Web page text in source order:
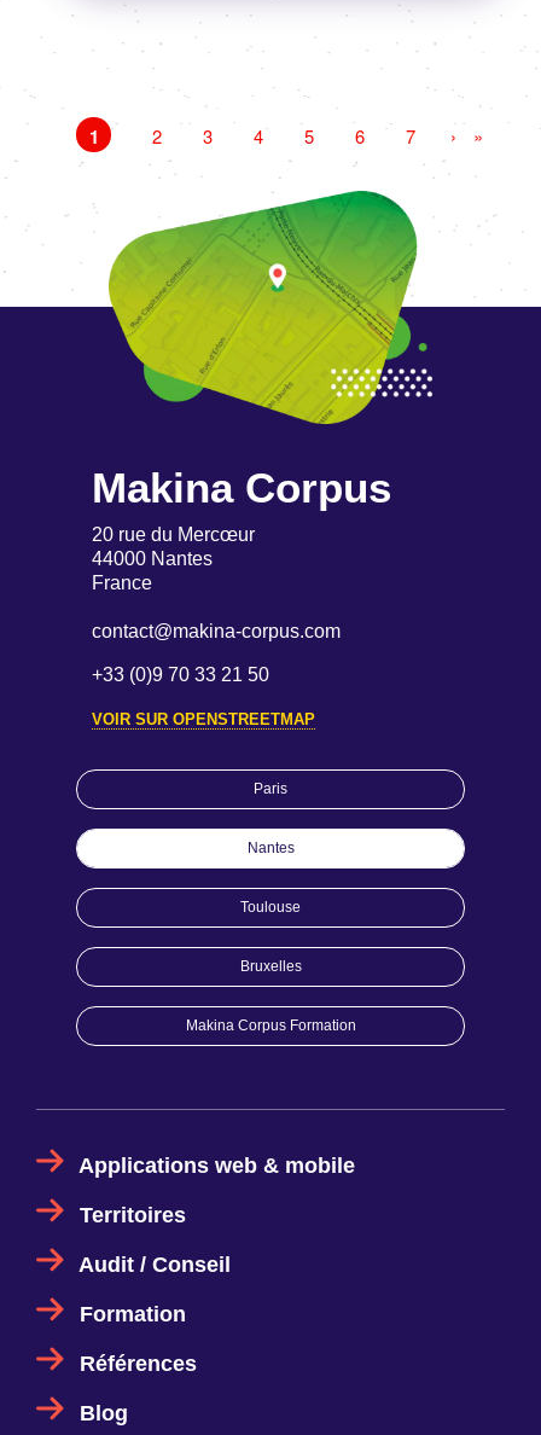
Pagination
Page
1 Page
2 Page
3 Page
4 Page
5 Page
6 Page
7
Page
›
Dernière
»
Applications web & mobile
Territoires
Audit / Conseil
Formation
Références
Blog
Paris
Nantes
Toulouse
Bruxelles
Makina Corpus Formation
Makina Corpus
20 rue du Mercœur
44000 Nantes
France
contact@makina-corpus.com
+33 (0)9 70 33 21 50
VOIR SUR OPENSTREETMAP